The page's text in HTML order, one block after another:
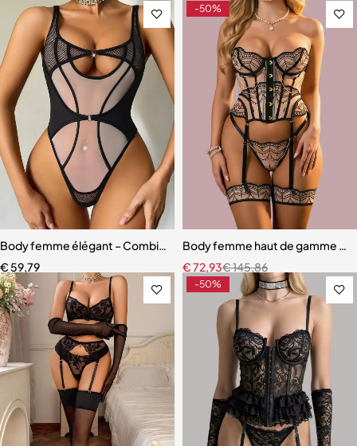
Body femme élégant – Combinaison avec empiècements en maille
€ 59,79
-50%
Body femme haut de gamme –
€145,86
€72,93
-50%